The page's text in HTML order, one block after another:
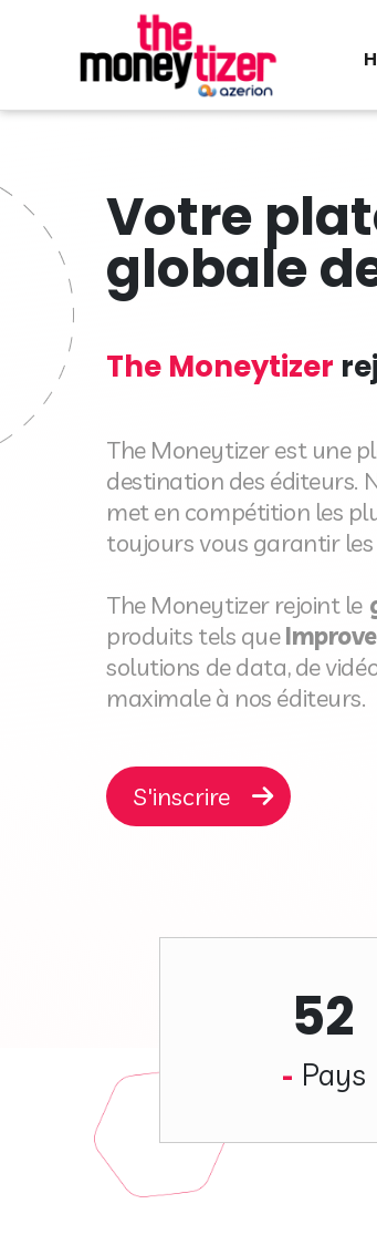
Votre
globale
The Moneytizer
The Moneytizer est une
destination des éditeurs.
met en compétition les
toujours vous garantir
The Moneytizer rejoint le
produits tels que
solutions de data, de
maximale à nos éditeurs.
S'inscrire
52
Pays